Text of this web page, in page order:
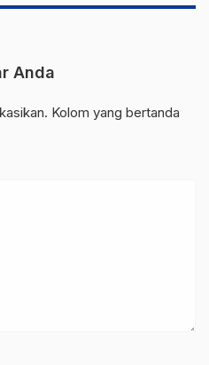
Anda
Kolom yang bertanda